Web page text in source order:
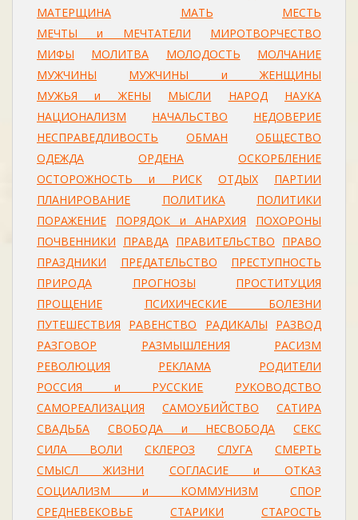
МАТЕРЩИНА
МАТЬ
МЕСТЬ
МЕЧТЫ и МЕЧТАТЕЛИ
МИРОТВОРЧЕСТВО
МИФЫ
МОЛИТВА МОЛОДОСТЬ
МОЛЧАНИЕ
МУЖЧИНЫ
МУЖЧИНЫ и ЖЕНЩИНЫ
МУЖЬЯ и ЖЕНЫ
МЫСЛИ НАРОД
НАУКА
НАЦИОНАЛИЗМ
НАЧАЛЬСТВО
НЕДОВЕРИЕ
НЕСПРАВЕДЛИВОСТЬ
ОБМАН
ОБЩЕСТВО
ОДЕЖДА
ОРДЕНА
ОСКОРБЛЕНИЕ
ОСТОРОЖНОСТЬ и РИСК
ОТДЫХ
ПАРТИИ
ПЛАНИРОВАНИЕ
ПОЛИТИКА
ПОЛИТИКИ
ПОРАЖЕНИЕ
ПОРЯДОК и АНАРХИЯ
ПОХОРОНЫ
ПОЧВЕННИКИ ПРАВДА ПРАВИТЕЛЬСТВО ПРАВО
ПРАЗДНИКИ
ПРЕДАТЕЛЬСТВО
ПРЕСТУПНОСТЬ
ПРИРОДА
ПРОГНОЗЫ
ПРОСТИТУЦИЯ
ПРОЩЕНИЕ
ПСИХИЧЕСКИЕ БОЛЕЗНИ
ПУТЕШЕСТВИЯ
РАВЕНСТВО РАДИКАЛЫ
РАЗВОД
РАЗГОВОР
РАЗМЫШЛЕНИЯ
РАСИЗМ
РЕВОЛЮЦИЯ
РЕКЛАМА
РОДИТЕЛИ
РОССИЯ и РУССКИЕ
РУКОВОДСТВО
САМОРЕАЛИЗАЦИЯ
САМОУБИЙСТВО
САТИРА
СВАДЬБА
СВОБОДА и НЕСВОБОДА
СЕКС
СИЛА ВОЛИ
СКЛЕРОЗ СЛУГА
СМЕРТЬ
СМЫСЛ ЖИЗНИ
СОГЛАСИЕ и ОТКАЗ
СОЦИАЛИЗМ и КОММУНИЗМ
СПОР
СРЕДНЕВЕКОВЬЕ
СТАРИКИ
СТАРОСТЬ